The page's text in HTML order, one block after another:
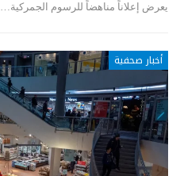
يعرض إعلاناً مناهضاً للرسوم الجمركية…
أخبار صحفية